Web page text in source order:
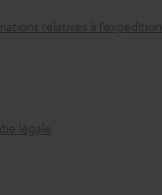
relatives à l’expédition
légale